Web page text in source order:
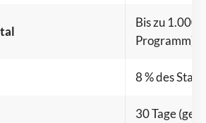
Bis zu
Programm)
8 % des
30 Tage